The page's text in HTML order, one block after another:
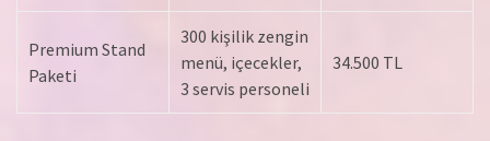
Premium Stand
Paketi
300 kişilik zengin
menü, içecekler,
3 servis personeli
34.500 TL